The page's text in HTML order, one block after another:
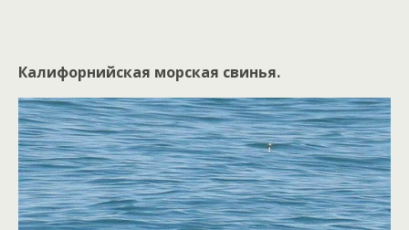
Калифорнийская морская свинья.